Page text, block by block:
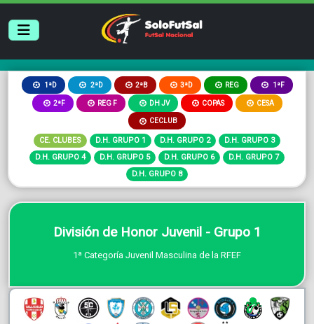
1ªD 2ªD 2ªB 3ªD REG 1ªF
2ªF REG F DH JV COPAS CESA
CECLUB
CE. CLUBES D.H. GRUPO 1 D.H. GRUPO 2
D.H. GRUPO 3
D.H. GRUPO 4
D.H. GRUPO 5 D.H. GRUPO 6
D.H. GRUPO 7
D.H. GRUPO 8
División de Honor Juvenil - Grupo 1
1ª Categoría Juvenil Masculina de la RFEF